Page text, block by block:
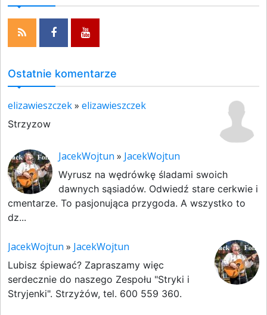
Ostatnie komentarze
elizawieszczek» elizawieszczek
Strzyzow
JacekWojtun » JacekWojtun
Wyrusz na wędrówkę śladami swoich
dawnych sąsiadów. Odwiedź stare cerkwie i
cmentarze. To pasjonująca przygoda. A wszystko to
dz...
JacekWojtun » JacekWojtun
Lubisz śpiewać? Zapraszamy więc
serdecznie do naszego Zespołu "Stryki i
Stryjenki". Strzyżów, tel. 600 559 360.